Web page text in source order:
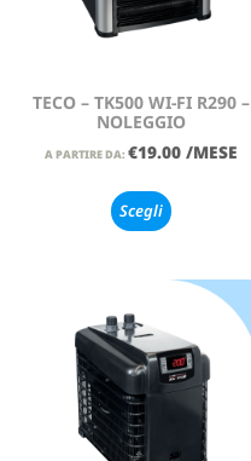
TECO – TK500 WI-FI R290 –
NOLEGGIO
A PARTIRE DA: €19.00 /MESE
Scegli